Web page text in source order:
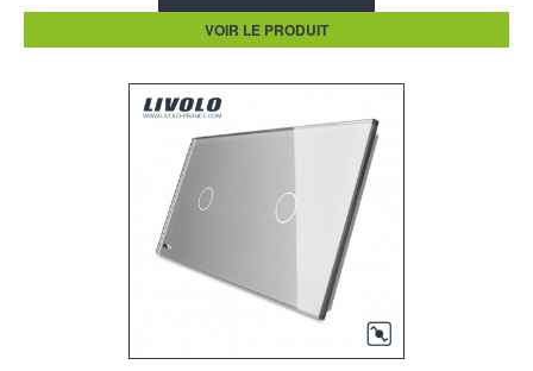
VOIR LE PRODUIT